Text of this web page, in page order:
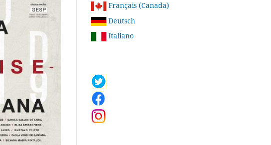
Français (Canada)
Deutsch
Italiano